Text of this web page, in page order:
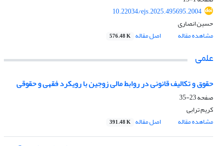
10.22034/ejs.2025.495695.2004
حسین انصاری
مشاهده مقاله
اصل مقاله 576.48 K
علمی
حقوق و تکالیف قانونی در روابط مالی زوجین با رویکرد فقهی و حقوقی
صفحه23-35
کریم ترابی
مشاهده مقاله
اصل مقاله 391.48 K